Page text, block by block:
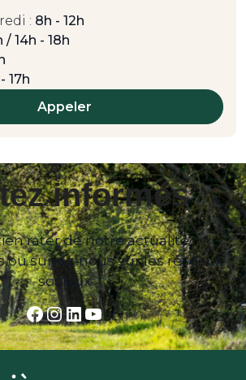
: 8h - 12h
/ 14h - 18h
17h
Appeler
informés
rater de notre actualité,
ou suivez-nous sur les réseaux
sociaux
Facebook
Instagram
LinkedIn
YouTube